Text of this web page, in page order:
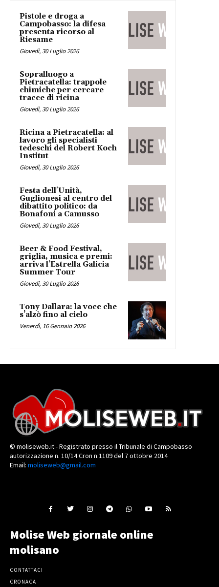
Pistole e droga a
Campobasso: la difesa
presenta ricorso al
Riesame
Giovedì, 30 Luglio 2026
Sopralluogo a
Pietracatella: trappole
chimiche per cercare
tracce di ricina
Giovedì, 30 Luglio 2026
Ricina a Pietracatella: al
lavoro gli specialisti
tedeschi del Robert Koch
Institut
Giovedì, 30 Luglio 2026
Festa dell'Unità,
Guglionesi al centro del
dibattito politico: da
Bonafoni a Camusso
Giovedì, 30 Luglio 2026
Beer & Food Festival,
griglia, musica e premi:
arriva l'Estrella Galicia
Summer Tour
Giovedì, 30 Luglio 2026
Tony Dallara: la voce che
s’alzò fino al cielo
Venerdì, 16 Gennaio 2026
© moliseweb.it - Registrato presso il Tribunale di Campobasso
autorizzazione n. 10/14 Cron n.1109 del 7 ottobre 2014
Email: moliseweb@gmail.com
Molise Web giornale online
molisano
CONTATTACI
CRONACA